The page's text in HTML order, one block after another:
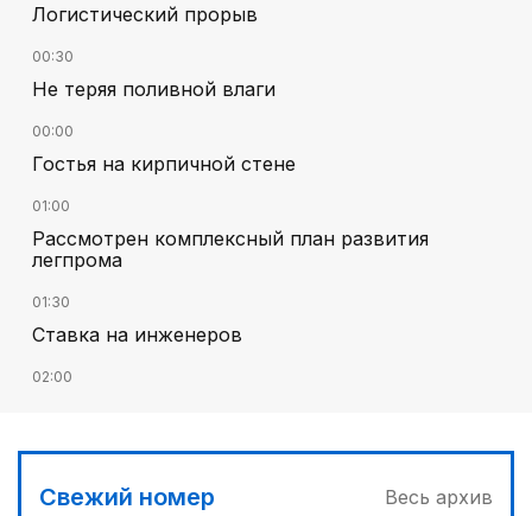
Логистический прорыв
00:30
Не теряя поливной влаги
00:00
Гостья на кирпичной стене
01:00
Рассмотрен комплексный план развития
легпрома
01:30
Ставка на инженеров
02:00
02:30
Программа модернизации – в действии
Свежий номер Весь архив